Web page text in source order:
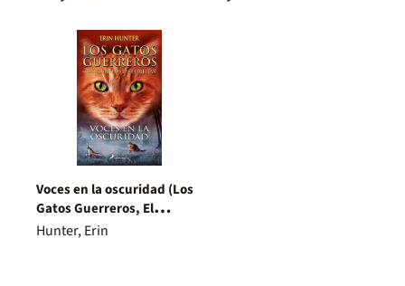
Voces en la oscuridad (Los
Gatos Guerreros, El
augurio de las estrellas 3)
Hunter, Erin